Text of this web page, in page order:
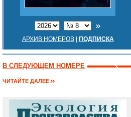
АРХИВ НОМЕРОВ| ПОДПИСКА
В СЛЕДУЮЩЕМ НОМЕРЕ
ЧИТАЙТЕ ДАЛЕЕ